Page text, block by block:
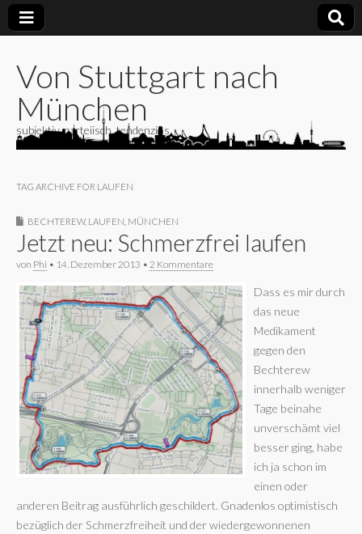
Von Stuttgart nach
München
subjektiv, parteiisch, tendenziös
TAG ARCHIVE FOR LAUFEN
BECHTEREW, LAUFEN MÜNCHEN
Jetzt neu: Schmerzfrei laufen
von Phi • 14. Dezember 2013 • 2 Kommentare
Dass es mir durch
das neue
Medikament
gegen den
Bechterew
innerhalb weniger
Tage beinahe
unverschämt viel
besser ging, habe
ich ja schon im
einen oder
anderen Beitrag ausführlich geschildert. Gnadenlos optimistisch
bezüglich der Schmerzfreiheit und der wiedergewonnenen